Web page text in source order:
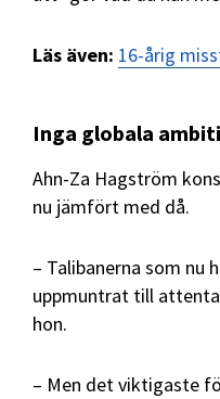
Läs även: 16-årig
Inga globala
Ahn-Za Hagström
nu jämfört med då.
– Talibanerna som nu
uppmuntrat till
hon.
– Men det viktigaste